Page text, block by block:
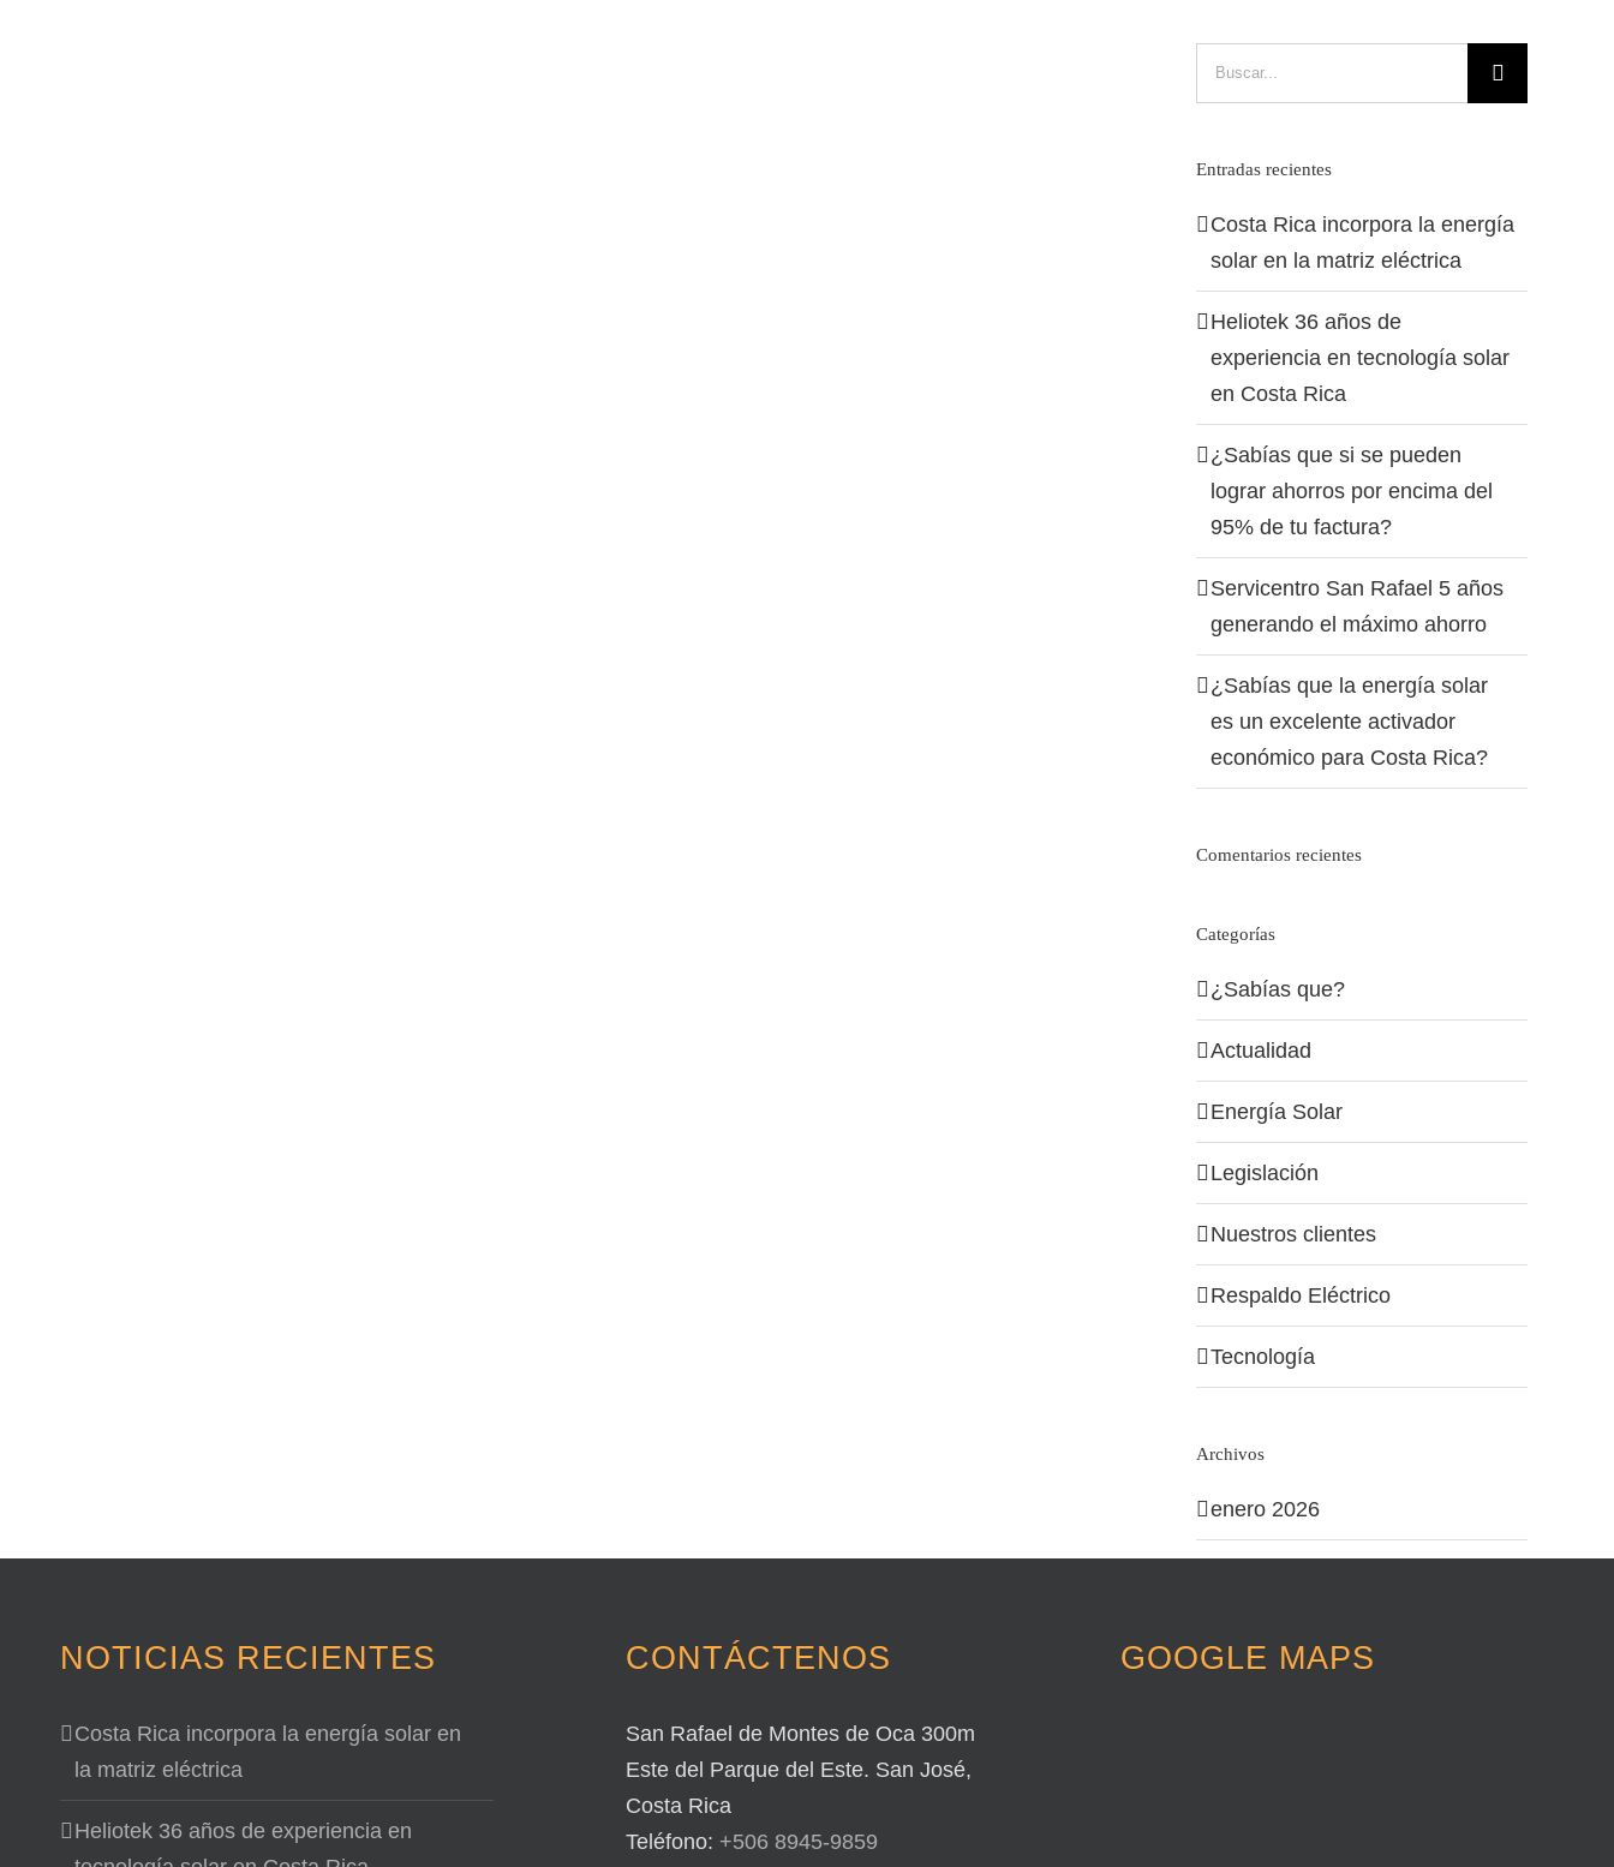
Entradas recientes
Costa Rica incorpora la energía
solar en la matriz eléctrica
Heliotek 36 años de
experiencia en tecnología solar
en Costa Rica
¿Sabías que si se pueden
lograr ahorros por encima del
95% de tu factura?
Servicentro San Rafael 5 años
generando el máximo ahorro
¿Sabías que la energía solar
es un excelente activador
económico para Costa Rica?
Comentarios recientes
Categorías
¿Sabías que?
Actualidad
Energía Solar
Legislación
Nuestros clientes
Respaldo Eléctrico
Tecnología
Archivos
enero 2026
NOTICIAS RECIENTES
Costa Rica incorpora la energía solar en
la matriz eléctrica
Heliotek 36 años de experiencia en
CONTÁCTENOS
San Rafael de Montes de Oca 300m
Este del Parque del Este. San José,
Costa Rica
Teléfono: +506 8945-9859
GOOGLE MAPS